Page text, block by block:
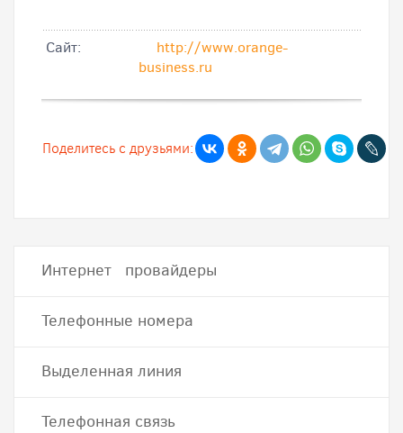
Cайт:
http://www.orange-
business.ru
Поделитесь с друзьями:
Интернет провайдеры
Телефонные номера
Выделенная линия
Телефонная связь